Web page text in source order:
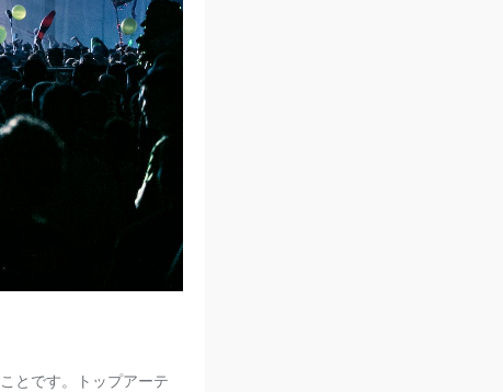
とです。トップアーテ